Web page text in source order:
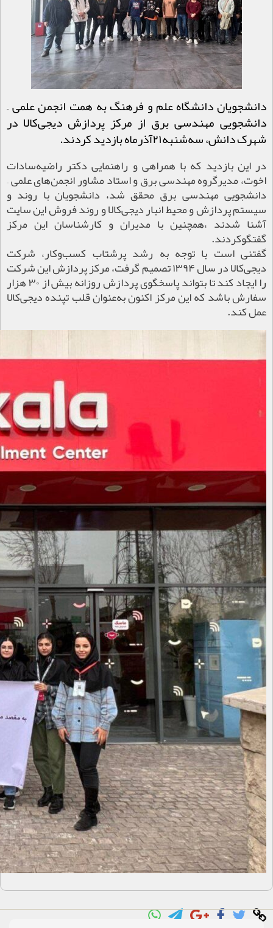
دانشجویان دانشگاه علم و فرهنگ به همت انجمن علمی –
دانشجویی مهندسی برق از مرکز پردازش دیجی‌کالا در
شهرک دانش، سه‌شنبه۲۱آذرماه بازدید کردند.
در این بازدید که با همراهی و راهنمایی دکتر راضیه‌سادات
اخوت، مديرگروه مهندسی برق و استاد مشاور انجمن‌های علمی –
دانشجویی مهندسی برق محقق شد، دانشجویان با روند و
سیستم پردازش و محیط انبار دیجی‌کالا و روند فروش این سایت
آشنا شدند ،همچنین با مدیران و کارشناسان این مرکز
گفتگوکردند.
گفتنی است با توجه به رشد پرشتاب کسب‌وکار، شرکت
دیجی‌کالا در سال ۱۳۹۴ تصمیم گرفت، مرکز پردازش این شرکت
را ایجاد کند تا بتواند پاسخگوی پردازش روزانه بیش از ۳۰ هزار
سفارش باشد که این مرکز اکنون به‌عنوان قلب تپنده دیجی‌کالا
عمل کند.